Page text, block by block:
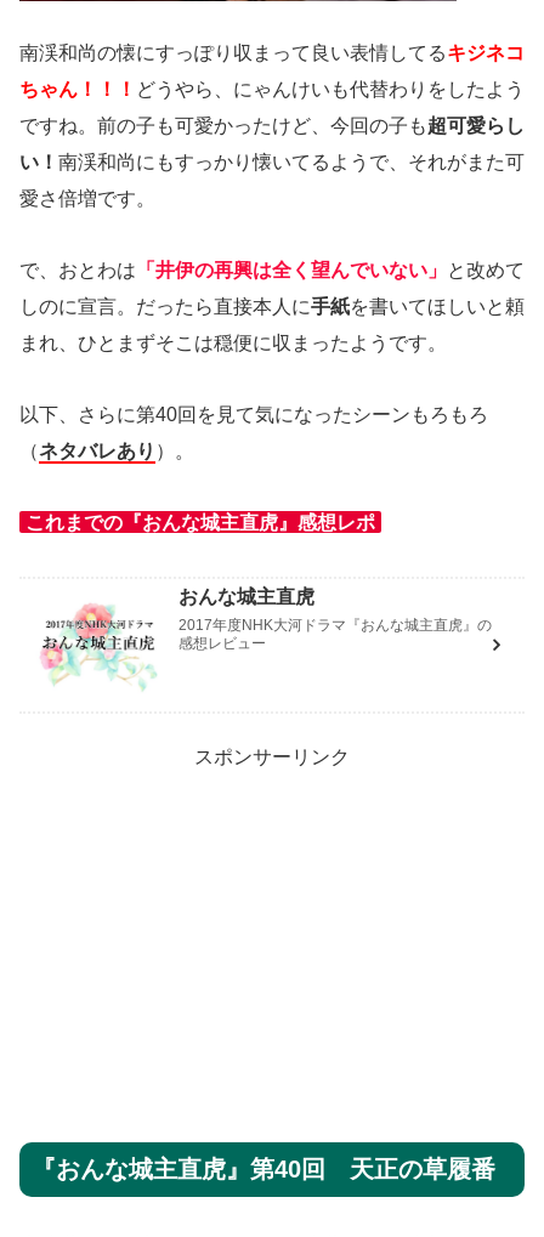
南渓和尚の懐にすっぽり収まって良い表情してるキジネコ
ちゃん！！！ どうやら、にゃんけいも代替わりをしたよう
ですね。前の子も可愛かったけど、今回の子も超可愛らし
い！ 南渓和尚にもすっかり懐いてるようで、それがまた可
愛さ倍増です。
で、おとわは 「井伊の再興は全く望んでいない」 と改めて
しのに宣言。だったら直接本人に手紙を書いてほしいと頼
まれ、ひとまずそこは穏便に収まったようです。
以下、さらに第40回を見て気になったシーンもろもろ
（ネタバレあり ）。
これまでの『おんな城主直虎』感想レポ
おんな城主直虎
2017年度NHK大河ドラマ『おんな城主直虎』の
感想レビュー
スポンサーリンク
『おんな城主直虎』第40回 天正の草履番